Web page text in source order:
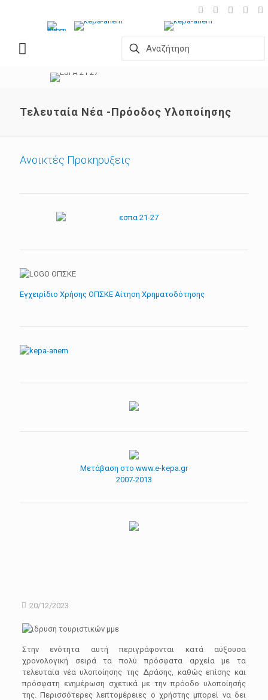
Τελευταία Νέα -Πρόοδος Υλοποίησης
20/12/2023
Στην ενότητα αυτή περιγράφονται κατά αύξουσα
χρονολογική σειρά τα πολύ πρόσφατα αρχεία με τα
τελευταία νέα υλοποίησης της Δράσης, καθώς επίσης και
πρόσφατη ενημέρωση σχετικά με την πρόοδο υλοποίησής
της. Περισσότερες λεπτομέρειες ο χρήστης μπορεί να δει
Ανοικτές Προκηρυξεις
Εγχειρίδιο Χρήσης ΟΠΣΚΕ Αίτηση Χρηματοδότησης
Μετάβαση στο www.e-kepa.gr
2007-2013